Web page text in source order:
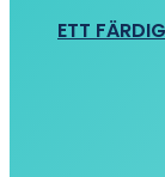
ETT